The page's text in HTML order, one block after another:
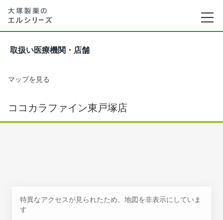
取扱い医療機関・店舗
マップを見る
ココカラファイン東戸塚店
特異なアクセスが見られたため、地図を非表示にしていま
す